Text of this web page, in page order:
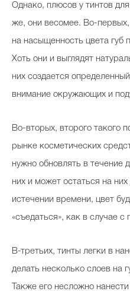
Однако, плюсов у тинтов
же, они весомее. Во-
на насыщенность цвета губ
Хоть они и выглядят
них создается
внимание окружающих и
Во-вторых, второго такого
рынке косметических
нужно обновлять в течение
них и может остаться на
истечении времени, цвет
«съедаться», как в случае с
В-третьих, тинты легки в
делать несколько слоев на
Также его несложно